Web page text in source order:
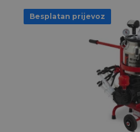
Besplatan prijevoz